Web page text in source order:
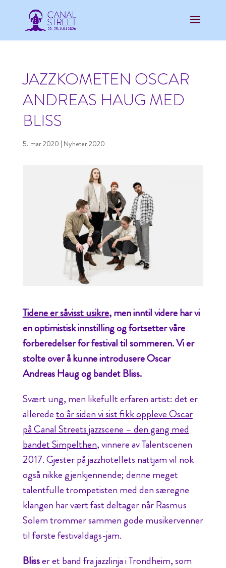
JAZZKOMETEN OSCAR
ANDREAS HAUG MED
BLISS
5. mar 2020 | Nyheter 2020
Tidene er såvisst usikre, men inntil videre har vi
en optimistisk innstilling og fortsetter våre
forberedelser for festival til sommeren. Vi er
stolte over å kunne introdusere Oscar
Andreas Haug og bandet Bliss.
Svært ung, men likefullt erfaren artist: det er
alleredeto år siden vi sist fikk oppleve Oscar
på Canal Streets jazzscene – den gang med
bandet Simpelthen, vinnere av Talentscenen
2017. Gjester på jazzhotellets nattjam vil nok
også nikke gjenkjennende; denne meget
talentfulle trompetisten med den særegne
klangen har vært fast deltager når Rasmus
Solem trommer sammen gode musikervenner
til første festivaldags-jam.
Blisser et band fra jazzlinja i Trondheim, som